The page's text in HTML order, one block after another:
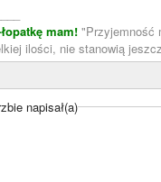
mam! "Przyjemność
ilości, nie stanowią
napisał(a)